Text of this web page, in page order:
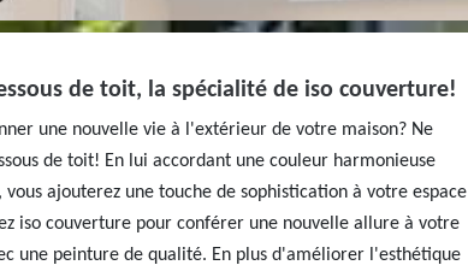
de toit, la spécialité de iso couverture!
une nouvelle vie à l'extérieur de votre maison? Ne
de toit! En lui accordant une couleur harmonieuse
ajouterez une touche de sophistication à votre espace
iso couverture pour conférer une nouvelle allure à votre
une peinture de qualité. En plus d'améliorer l'esthétique